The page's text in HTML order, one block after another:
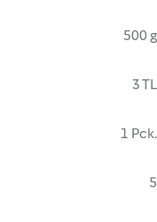
500 g
3 TL
1 Pck.
5